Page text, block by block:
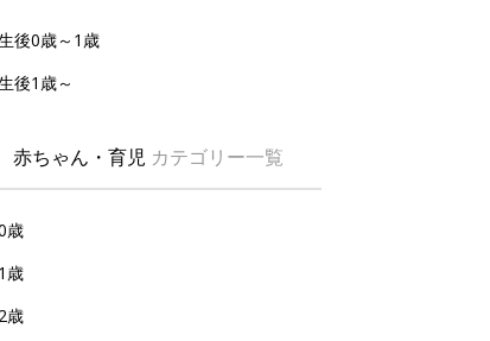
後0歳～1歳
後1歳～
赤ちゃん・育児 カテゴリー一覧
歳
1歳
2歳